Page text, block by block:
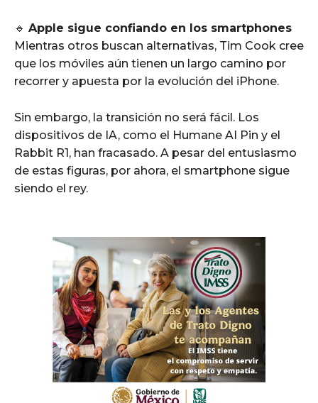
🔹 Apple sigue confiando en los smartphones
Mientras otros buscan alternativas, Tim Cook cree
que los móviles aún tienen un largo camino por
recorrer y apuesta por la evolución del iPhone.
Sin embargo, la transición no será fácil. Los
dispositivos de IA, como el Humane AI Pin y el
Rabbit R1, han fracasado. A pesar del entusiasmo
de estas figuras, por ahora, el smartphone sigue
siendo el rey.